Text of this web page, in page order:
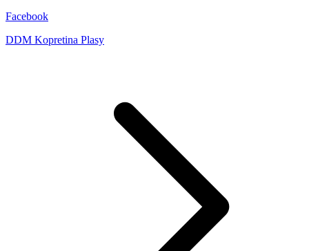
Facebook
DDM Kopretina Plasy